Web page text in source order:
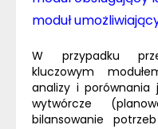
moduł
W przypadku
kluczowym
analizy i porównania
wytwórcze
bilansowanie